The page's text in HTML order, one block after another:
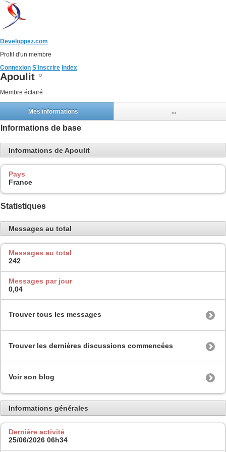
Developpez.com
Profil d'un membre
Connexion S'inscrire Index
Apoulit
Membre éclairé
Mes informations ...
Informations de base
Informations de Apoulit
Pays
France
Statistiques
Messages au total
Messages au total
242
Messages par jour
0,04
Trouver tous les messages
Trouver les dernières discussions commencées
Voir son blog
Informations générales
Dernière activité
25/06/2026 06h34